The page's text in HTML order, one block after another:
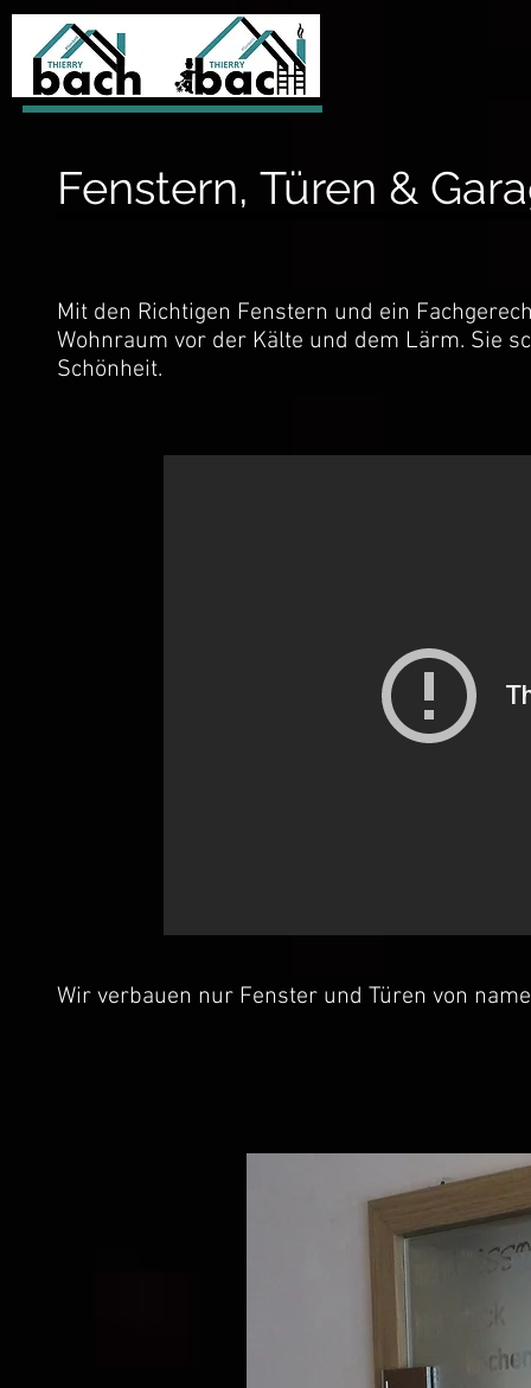
Fenstern, Türen &
Mit den Richtigen Fenstern und ein
Wohnraum vor der Kälte und dem Lärm. Sie
Schönheit.
Wir verbauen nur Fenster und Türen von